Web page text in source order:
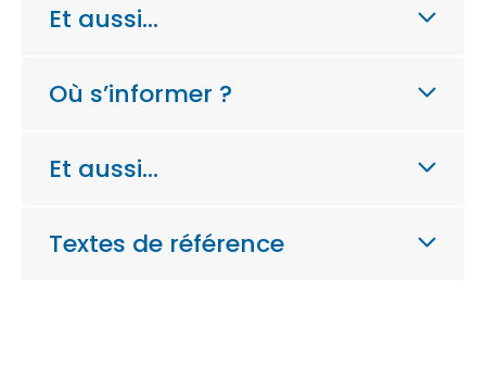
Et aussi…
Où s’informer ?
Et aussi…
Textes de référence